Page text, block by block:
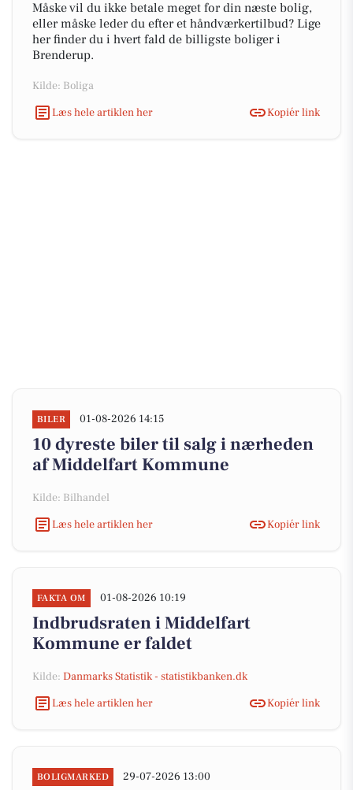
Måske vil du ikke betale meget for din næste bolig,
eller måske leder du efter et håndværkertilbud? Lige
her finder du i hvert fald de billigste boliger i
Brenderup.
Kilde: Boliga
Læs hele artiklen her
Kopiér link
BILER 01-08-2026 14:15
10 dyreste biler til salg i nærheden
af Middelfart Kommune
Kilde: Bilhandel
Læs hele artiklen her
Kopiér link
FAKTA OM 01-08-2026 10:19
Indbrudsraten i Middelfart
Kommune er faldet
Kilde: Danmarks Statistik - statistikbanken.dk
Læs hele artiklen her
Kopiér link
BOLIGMARKED 29-07-2026 13:00